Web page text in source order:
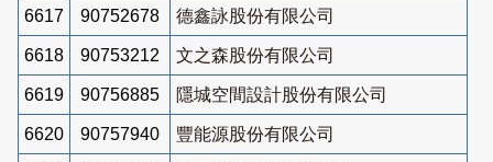
6617 90752678 德鑫詠股份有限公司
6618 90753212 文之森股份有限公司
6619 90756885 隱城空間設計股份有限公司
6620 90757940 豐能源股份有限公司